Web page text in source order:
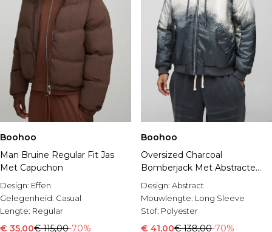
Boohoo
Man Bruine Regular Fit Jas
Met Capuchon
Design: Effen
Gelegenheid: Casual
Lengte: Regular
€ 35,00€ 115,00-70%
Boohoo
Oversized Charcoal
Bomberjack Met Abstracte
Print En Capuchon
Design: Abstract
Mouwlengte: Long Sleeve
Stof: Polyester
€ 41,00€ 138,00-70%